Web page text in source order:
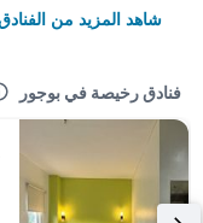
شاهد المزيد من
فنادق رخيصة في بوجور